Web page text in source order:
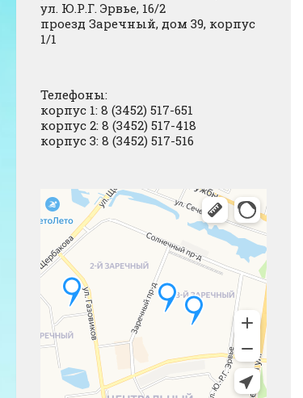
ул. Ю.Р.Г. Эрвье, 16/2
проезд Заречный, дом 39, корпус
1/1
Телефоны:
корпус 1: 8 (3452) 517-651
корпус 2: 8 (3452) 517-418
корпус 3: 8 (3452) 517-516